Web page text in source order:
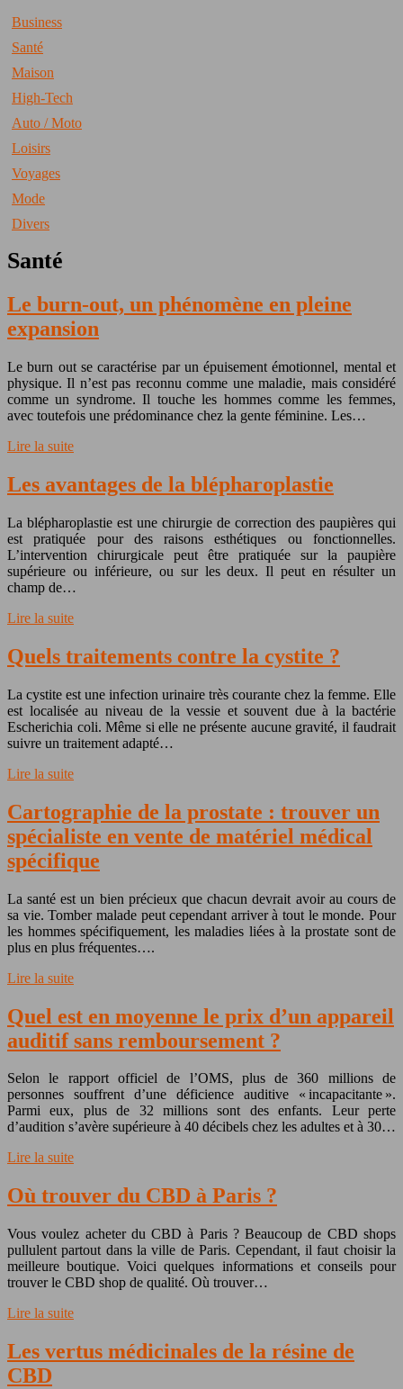
Business
Santé
Maison
High-Tech
Auto / Moto
Loisirs
Voyages
Mode
Divers
Santé
Le burn-out, un phénomène en pleine
expansion
Le burn out se caractérise par un épuisement émotionnel, mental et
physique. Il n’est pas reconnu comme une maladie, mais considéré
comme un syndrome. Il touche les hommes comme les femmes,
avec toutefois une prédominance chez la gente féminine. Les…
Lire la suite
Les avantages de la blépharoplastie
La blépharoplastie est une chirurgie de correction des paupières qui
est pratiquée pour des raisons esthétiques ou fonctionnelles.
L’intervention chirurgicale peut être pratiquée sur la paupière
supérieure ou inférieure, ou sur les deux. Il peut en résulter un
champ de…
Lire la suite
Quels traitements contre la cystite ?
La cystite est une infection urinaire très courante chez la femme. Elle
est localisée au niveau de la vessie et souvent due à la bactérie
Escherichia coli. Même si elle ne présente aucune gravité, il faudrait
suivre un traitement adapté…
Lire la suite
Cartographie de la prostate : trouver un
spécialiste en vente de matériel médical
spécifique
La santé est un bien précieux que chacun devrait avoir au cours de
sa vie. Tomber malade peut cependant arriver à tout le monde. Pour
les hommes spécifiquement, les maladies liées à la prostate sont de
plus en plus fréquentes….
Lire la suite
Quel est en moyenne le prix d’un appareil
auditif sans remboursement ?
Selon le rapport officiel de l’OMS, plus de 360 millions de
personnes souffrent d’une déficience auditive « incapacitante ».
Parmi eux, plus de 32 millions sont des enfants. Leur perte
d’audition s’avère supérieure à 40 décibels chez les adultes et à 30…
Lire la suite
Où trouver du CBD à Paris ?
Vous voulez acheter du CBD à Paris ? Beaucoup de CBD shops
pullulent partout dans la ville de Paris. Cependant, il faut choisir la
meilleure boutique. Voici quelques informations et conseils pour
trouver le CBD shop de qualité. Où trouver…
Lire la suite
Les vertus médicinales de la résine de
CBD